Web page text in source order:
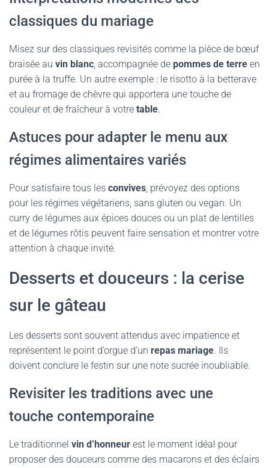
classiques du mariage
Misez sur des classiques revisités comme la pièce de bœuf
braisée au vin blanc, accompagnée de pommes de terre en
purée à la truffe. Un autre exemple : le risotto à la betterave
et au fromage de chèvre qui apportera une touche de
couleur et de fraîcheur à votre table.
Astuces pour adapter le menu aux
régimes alimentaires variés
Pour satisfaire tous les convives, prévoyez des options
pour les régimes végétariens, sans gluten ou vegan. Un
curry de légumes aux épices douces ou un plat de lentilles
et de légumes rôtis peuvent faire sensation et montrer votre
attention à chaque invité.
Desserts et douceurs : la cerise
sur le gâteau
Les desserts sont souvent attendus avec impatience et
représentent le point d’orgue d’un repas mariage. Ils
doivent conclure le festin sur une note sucrée inoubliable.
Revisiter les traditions avec une
touche contemporaine
Le traditionnel vin d’honneur est le moment idéal pour
proposer des douceurs comme des macarons et des éclairs